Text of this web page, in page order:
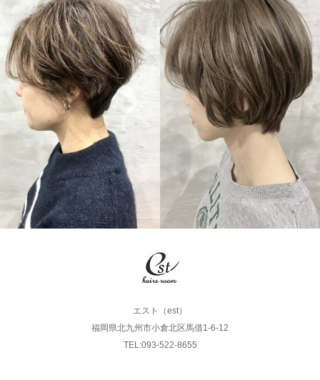
SHORT
SHORT
エスト（est）
福岡県北九州市小倉北区馬借1-6-12
TEL:093-522-8655